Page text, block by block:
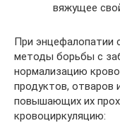
вяжущее
При энцефалопатии
методы борьбы с
нормализацию
продуктов, отваров
повышающих их
кровоциркуляцию: